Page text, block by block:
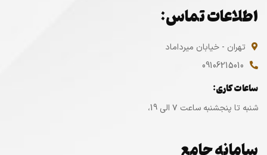
اطلاعات تماس:
تهران - خیابان میرداماد
09106215010
ساعات کاری:
شنبه تا پنجشنبه ساعت ۷ الی 19،